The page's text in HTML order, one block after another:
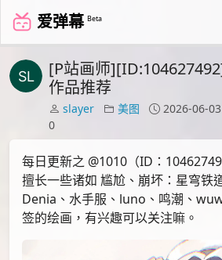
爱弹幕 Beta
[P站画师
作品推荐
slayer 美图 2026-06-03
0
每日更新之 @1010（ID：
擅长一些诸如 尴尬、崩坏：星穹铁
Denia、水手服、luno、鸣潮、
签的绘画，有兴趣可以关注嘛。